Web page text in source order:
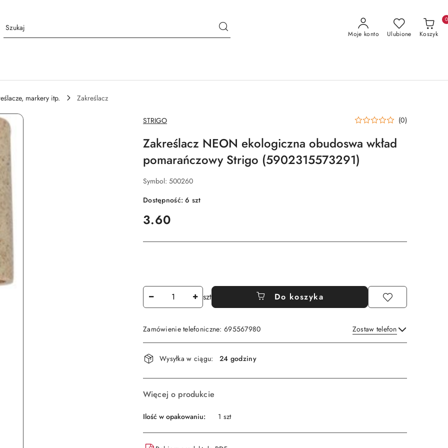
Moje konto Ulubione Koszyk
0
markery itp.
Zakreślacz
NAZWA
PRODUCENTA:
STRIGO (0)
Zakreślacz NEON ekologiczna obudoswa wkład
pomarańczowy Strigo (5902315573291)
Symbol: 500260
Dostępność:6 szt
cena:
3.60
Ilość szt Do koszyka
Zamówienie telefoniczne: 695567980 Zostaw telefon
Wyślij
Dostępność
i
dostawa
Wysyłka w ciągu: 24 godziny
Więcej o produkcie
Ilość w opakowaniu: 1 szt